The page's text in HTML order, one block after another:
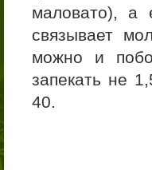
маловато), а
связывает
можно и
запекать не
40.